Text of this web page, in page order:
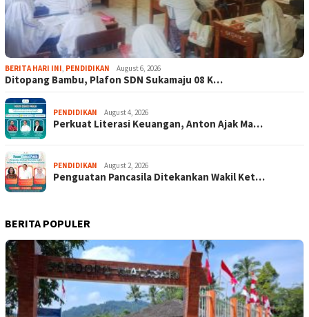
BERITA HARI INI, PENDIDIKAN August 6, 2026
Ditopang Bambu, Plafon SDN Sukamaju 08 K…
PENDIDIKAN August 4, 2026
Perkuat Literasi Keuangan, Anton Ajak Ma…
PENDIDIKAN August 2, 2026
Penguatan Pancasila Ditekankan Wakil Ket…
BERITA POPULER